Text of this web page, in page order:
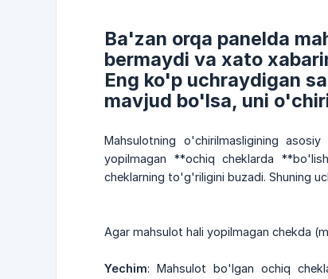
Ba'zan orqa panelda
bermaydi va xato
Eng ko'p uchraydigan
mavjud bo'lsa, uni
Mahsulotning o'chirilmasligining
yopilmagan **ochiq cheklarda
cheklarning to'g'riligini buzadi. Shuning
Agar mahsulot hali yopilmagan chekda
Yechim: Mahsulot bo'lgan ochiq